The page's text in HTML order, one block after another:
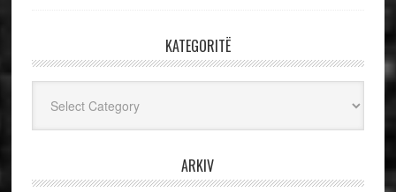
KATEGORITË
ARKIV